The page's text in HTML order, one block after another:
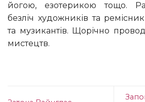
йогою, езотерикою тощо.
безліч художників та
та музикантів. Щорічно
мистецтв.